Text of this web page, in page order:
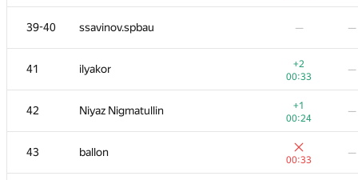
39-40 ssavinov.spbau — —
41 ilyakor
+2
00:33
—
42 Niyaz Nigmatullin
+1
00:24
—
43 ballon
00:33
—
23 pperm86
00:20
24 Филипп Рухович
01:16
25 Rubanenko
01:17
26 rodion-permin
01:19